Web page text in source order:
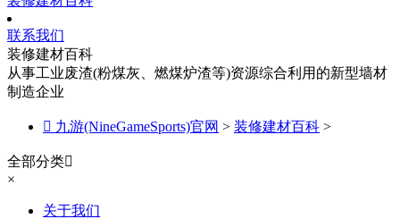
联系我们
装修建材百科
从事工业废渣(粉煤灰、燃煤炉渣等)资源综合利用的新型墙材
制造企业
 九游(NineGameSports)官网 > 装修建材百科 >
全部分类
×
关于我们